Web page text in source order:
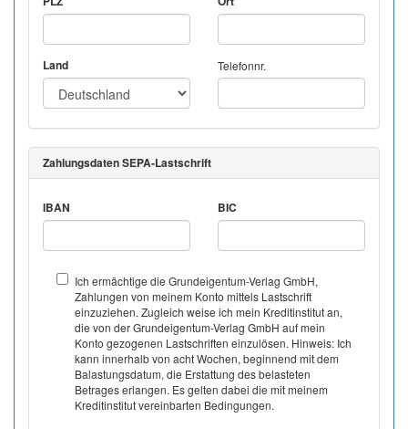
Land Telefonnr.
Zahlungsdaten SEPA-Lastschrift
IBAN BIC
Ich ermächtige die Grundeigentum-Verlag GmbH,
Zahlungen von meinem Konto mittels Lastschrift
einzuziehen. Zugleich weise ich mein Kreditinstitut an,
die von der Grundeigentum-Verlag GmbH auf mein
Konto gezogenen Lastschriften einzulösen. Hinweis: Ich
kann innerhalb von acht Wochen, beginnend mit dem
Balastungsdatum, die Erstattung des belasteten
Betrages erlangen. Es gelten dabei die mit meinem
Kreditinstitut vereinbarten Bedingungen.